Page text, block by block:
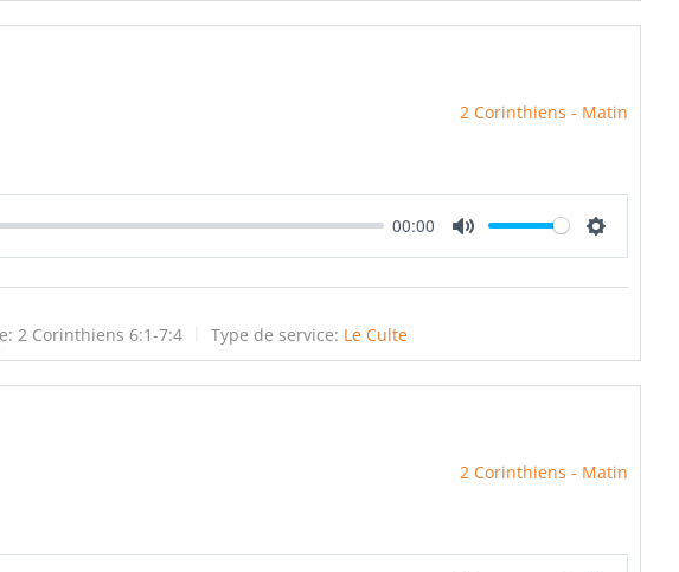
2 Corinthiens - Matin
00:00
Mute Settings
2 Corinthiens 6:1-7:4 Type de service: Le Culte
2 Corinthiens - Matin